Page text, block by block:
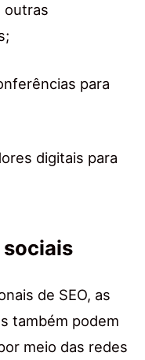
outras
para
digitais para
sociais
de SEO, as
também podem
meio das redes